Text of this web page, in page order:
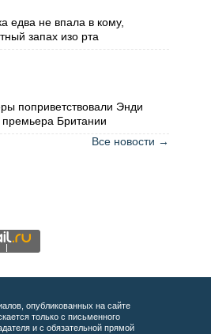
едва не впала в кому,
запах изо рта
поприветствовали Энди
Британии
Все новости →
опубликованных на сайте
только с письменного
и с обязательной прямой